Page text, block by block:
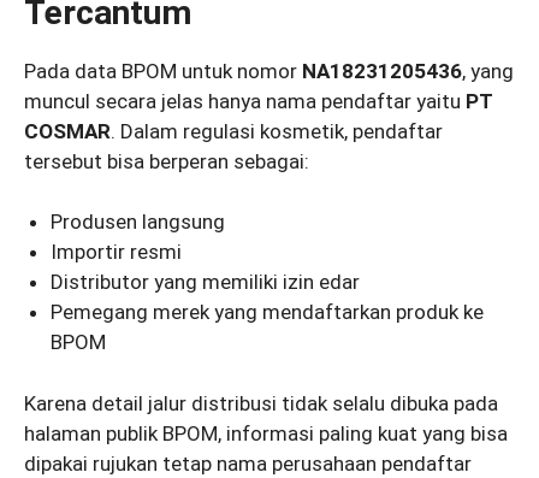
Tercantum
Pada data BPOM untuk nomor NA18231205436, yang
muncul secara jelas hanya nama pendaftar yaitu PT
COSMAR. Dalam regulasi kosmetik, pendaftar
tersebut bisa berperan sebagai:
Produsen langsung
Importir resmi
Distributor yang memiliki izin edar
Pemegang merek yang mendaftarkan produk ke
BPOM
Karena detail jalur distribusi tidak selalu dibuka pada
halaman publik BPOM, informasi paling kuat yang bisa
dipakai rujukan tetap nama perusahaan pendaftar